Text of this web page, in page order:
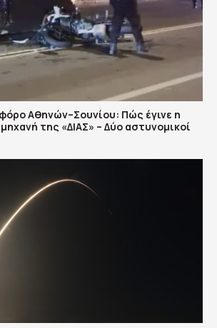
Αθηνών–Σουνίου: Πώς έγινε η
της «ΔΙΑΣ» – Δύο αστυνομικοί